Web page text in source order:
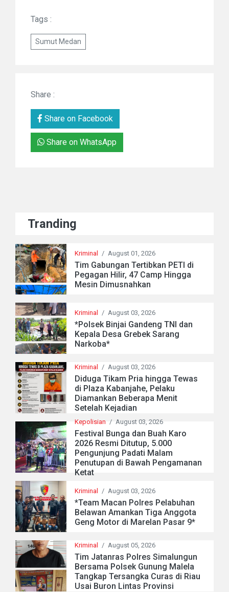
Tags :
Sumut Medan
Share :
Share on Facebook
Share on WhatsApp
Tranding
Kriminal / August 01, 2026
Tim Gabungan Tertibkan PETI di
Pegagan Hilir, 47 Camp Hingga
Mesin Dimusnahkan
Kriminal / August 03, 2026
*Polsek Binjai Gandeng TNI dan
Kepala Desa Grebek Sarang
Narkoba*
Kriminal / August 03, 2026
Diduga Tikam Pria hingga Tewas
di Plaza Kabanjahe, Pelaku
Diamankan Beberapa Menit
Setelah Kejadian
Kepolisian / August 03, 2026
Festival Bunga dan Buah Karo
2026 Resmi Ditutup, 5.000
Pengunjung Padati Malam
Penutupan di Bawah Pengamanan
Ketat
Kriminal / August 03, 2026
*Team Macan Polres Pelabuhan
Belawan Amankan Tiga Anggota
Geng Motor di Marelan Pasar 9*
Kriminal / August 05, 2026
Tim Jatanras Polres Simalungun
Bersama Polsek Gunung Malela
Tangkap Tersangka Curas di Riau
Usai Buron Lintas Provinsi